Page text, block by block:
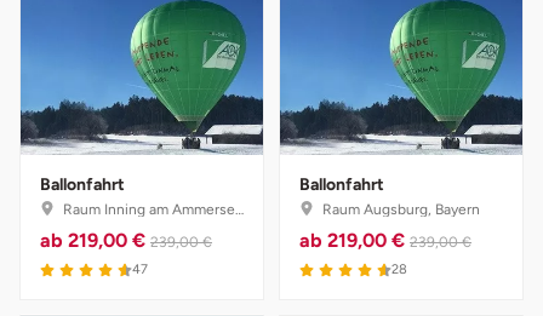
Ballonfahrt
Raum Inning am Ammersee, Bayern
ab 219,00 € 239,00 €
4.6 von 5
47
Ballonfahrt
Raum Augsburg, Bayern
ab 219,00 € 239,00 €
4.6 von 5
28